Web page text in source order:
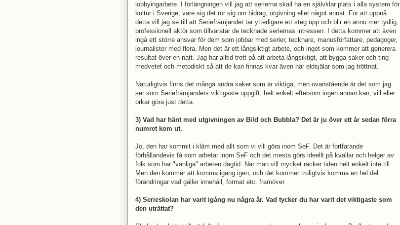
lobbyingarbete. I förlängningen vill jag att serierna skall ha en självklar plats i alla system för
kultur i Sverige, vare sig det rör sig om bidrag, utgivning eller något annat. För att uppnå
detta vill jag se till att Seriefrämjandet tar ytterligare ett steg upp och blir en ännu mer tydlig,
professionell aktör som tillvaratar de tecknade seriernas intressen. I detta kommer att även
ingå ett större ansvar för dem som jobbar med serier, tecknare, manusförfattare, pedagoger,
journalister med flera. Men det är ett långsiktigt arbete, och inget som kommer att generera
resultat över en natt. Jag har alltid trott på att arbeta långsiktigt, att bygga saker och ting
medvetet och metodiskt så att de kan finnas kvar även när eldsjälar som jag tröttnat.
Naturligtvis finns det många andra saker som är viktiga, men ovanstående är det som jag
ser som Seriefrämjandets viktigaste uppgift, helt enkelt eftersom ingen annan kan, vill eller
orkar göra just detta.
3) Vad har hänt med utgivningen av Bild och Bubbla? Det är ju över ett år sedan förra
numret kom ut.
Jo, den har kommit i kläm med allt som vi vill göra inom SeF. Det är fortfarande
förhållandevis få som arbetar inom SeF och det mesta görs ideellt på kvällar och helger av
folk som har "vanliga" arbeten dagtid. När man vill mycket räcker tiden helt enkelt inte till.
Men den kommer att komma igång igen, och det kommer troligtvis komma en hel del
förändringar vad gäller innehåll, format etc. framöver.
4) Serieskolan har varit igång nu några år. Vad tycker du har varit det viktigaste som
den uträttat?